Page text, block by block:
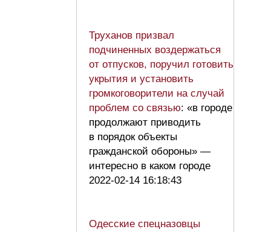
Труханов призвал
подчиненных воздержаться
от отпусков, поручил готовить
укрытия и установить
громкоговорители на случай
проблем со связью: «в городе
продолжают приводить
в порядок объекты
гражданской обороны» —
интересно в каком городе
2022-02-14 16:18:43
Одесские спецназовцы